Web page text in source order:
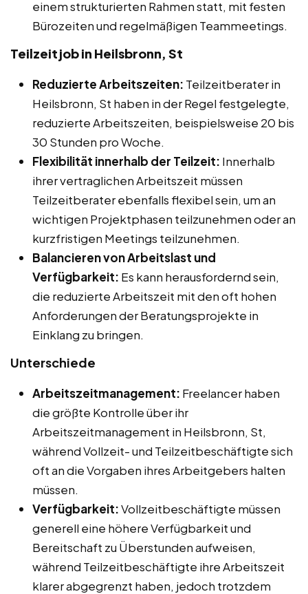
einem strukturierten Rahmen statt, mit festen
Bürozeiten und regelmäßigen Teammeetings.
Teilzeitjob in Heilsbronn, St
Reduzierte Arbeitszeiten: Teilzeitberater in
Heilsbronn, St haben in der Regel festgelegte,
reduzierte Arbeitszeiten, beispielsweise 20 bis
30 Stunden pro Woche.
Flexibilität innerhalb der Teilzeit: Innerhalb
ihrer vertraglichen Arbeitszeit müssen
Teilzeitberater ebenfalls flexibel sein, um an
wichtigen Projektphasen teilzunehmen oder an
kurzfristigen Meetings teilzunehmen.
Balancieren von Arbeitslast und
Verfügbarkeit: Es kann herausfordernd sein,
die reduzierte Arbeitszeit mit den oft hohen
Anforderungen der Beratungsprojekte in
Einklang zu bringen.
Unterschiede
Arbeitszeitmanagement: Freelancer haben
die größte Kontrolle über ihr
Arbeitszeitmanagement in Heilsbronn, St,
während Vollzeit- und Teilzeitbeschäftigte sich
oft an die Vorgaben ihres Arbeitgebers halten
müssen.
Verfügbarkeit:Vollzeitbeschäftigte müssen
generell eine höhere Verfügbarkeit und
Bereitschaft zu Überstunden aufweisen,
während Teilzeitbeschäftigte ihre Arbeitszeit
klarer abgegrenzt haben, jedoch trotzdem